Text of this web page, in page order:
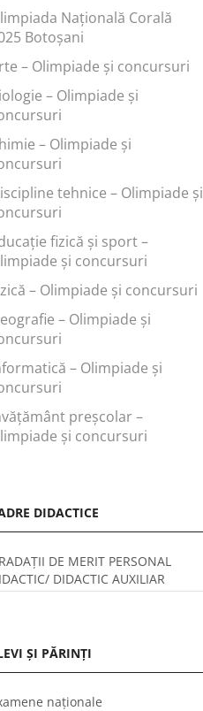
Națională Corală
Botoșani
– Olimpiade și concursuri
– Olimpiade și
– Olimpiade și
tehnice – Olimpiade și
fizică şi sport –
și concursuri
– Olimpiade și concursuri
– Olimpiade și
– Olimpiade și
preşcolar –
și concursuri
DIDACTICE
DE MERIT PERSONAL
DIDACTIC AUXILIAR
ȘI PĂRINȚI
naționale